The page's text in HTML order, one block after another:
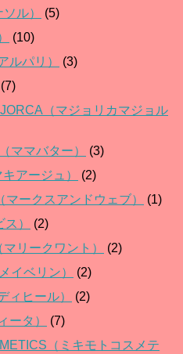
ル）
(5)
(10)
ルパリ）
(3)
(7)
（マジョリカマジョル
ママバター）
(3)
アージュ）
(2)
ークスアンドウェブ）
(1)
）
(2)
リークワント）
(2)
イベリン）
(2)
ィヒール）
(2)
ータ）
(7)
（ミキモトコスメテ